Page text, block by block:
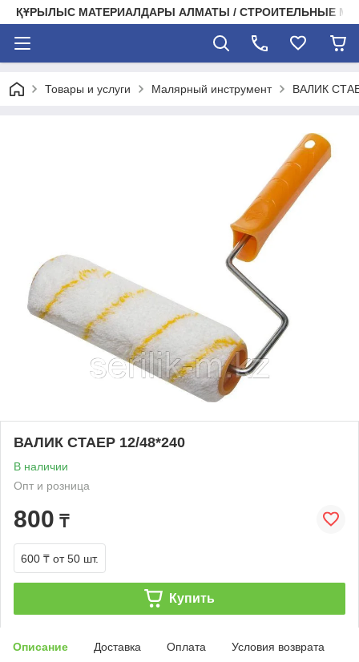
ҚҰРЫЛЫС МАТЕРИАЛДАРЫ АЛМАТЫ / СТРОИТЕЛЬНЫЕ
Товары и услуги Малярный инструмент ВАЛИК
ВАЛИК СТАЕР 12/48*240
В наличии
Опт и розница
800 ₸
600 ₸ от 50 шт.
Купить
Описание Доставка Оплата Условия возврата